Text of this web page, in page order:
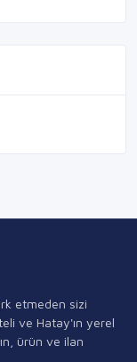
etmeden sizi
ve Hatay'ın yerel
ürün ve ilan